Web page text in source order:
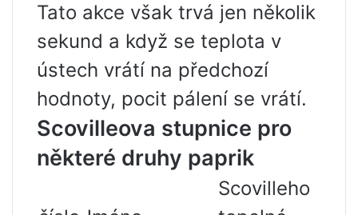
Tato akce však trvá jen několik
sekund a když se teplota v
ústech vrátí na předchozí
hodnoty, pocit pálení se vrátí.
Scovilleova stupnice pro
některé druhy paprik
Scovilleho